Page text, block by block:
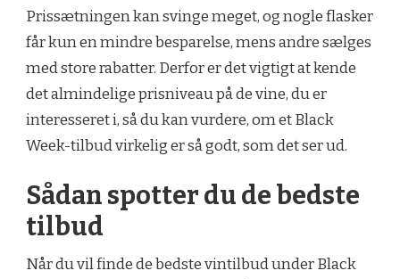
Prissætningen kan svinge meget, og nogle flasker
får kun en mindre besparelse, mens andre sælges
med store rabatter. Derfor er det vigtigt at kende
det almindelige prisniveau på de vine, du er
interesseret i, så du kan vurdere, om et Black
Week-tilbud virkelig er så godt, som det ser ud.
Sådan spotter du de bedste
tilbud
Når du vil finde de bedste vintilbud under Black